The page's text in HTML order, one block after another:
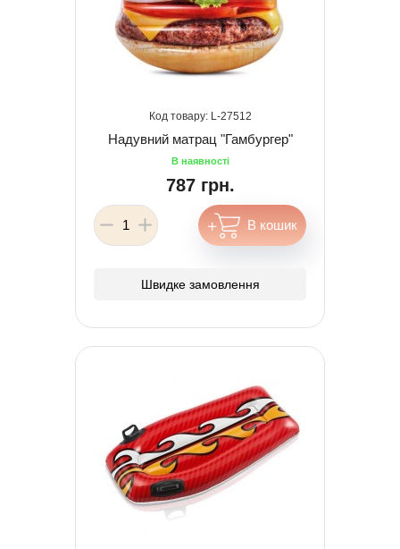
27512
Надувний матрац "Гамбургер"
787 грн.
Швидке замовлення